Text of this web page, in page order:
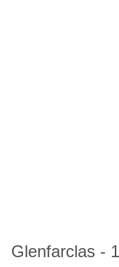
Glenfarclas -